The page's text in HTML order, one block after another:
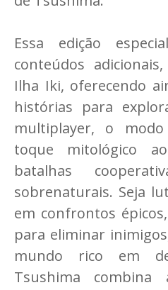
Essa edição
conteúdos
Ilha Iki, oferecendo
histórias para
multiplayer, o
toque mitológico
batalhas
sobrenaturais. Seja
em confrontos
para eliminar
mundo rico em
Tsushima combina